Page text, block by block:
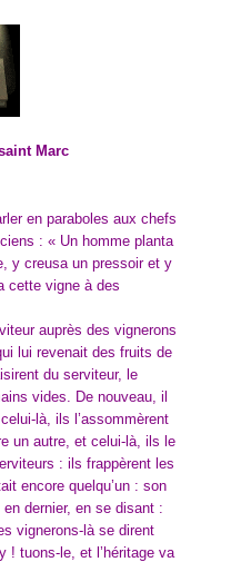
Marc
en paraboles aux chefs
: « Un homme planta
y creusa un pressoir et y
cette vigne à des
auprès des vignerons
lui revenait des fruits de
du serviteur, le
vides. De nouveau, il
là, ils l’assommèrent
un autre, et celui-là, ils le
: ils frappèrent les
encore quelqu’un : son
dernier, en se disant :
vignerons-là se dirent
! tuons-le, et l’héritage va